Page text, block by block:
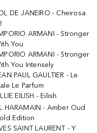
DE JANEIRO - Cheirosa
ARMANI - Stronger
You
ARMANI - Stronger
You Intensely
PAUL GAULTIER - Le
Le Parfum
EILISH - Eilish
HARAMAIN - Amber Oud
Edition
SAINT LAURENT - Y